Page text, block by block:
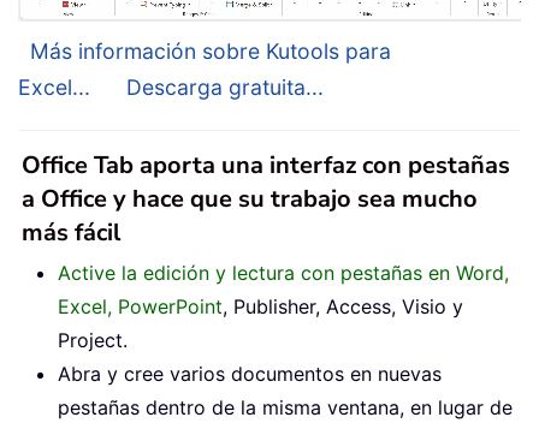
Más información sobre Kutools para
Excel...
Descarga gratuita...
Office Tab aporta una interfaz con pestañas
a Office y hace que su trabajo sea mucho
más fácil
Active la edición y lectura con pestañas en Word,
Excel, PowerPoint, Publisher, Access, Visio y
Project.
Abra y cree varios documentos en nuevas
pestañas dentro de la misma ventana, en lugar de